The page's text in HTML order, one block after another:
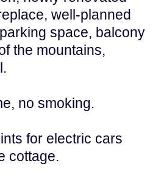
well-planned
space, balcony
the mountains,
no smoking.
for electric cars
cottage.